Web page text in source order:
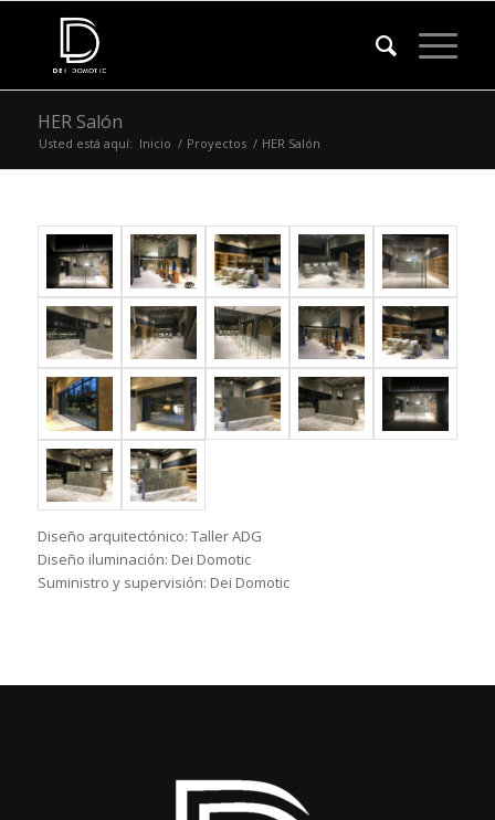
HER Salón
Usted está aquí: Inicio / Proyectos / HER Salón
Diseño arquitectónico: Taller ADG
Diseño iluminación: Dei Domotic
Suministro y supervisión: Dei Domotic